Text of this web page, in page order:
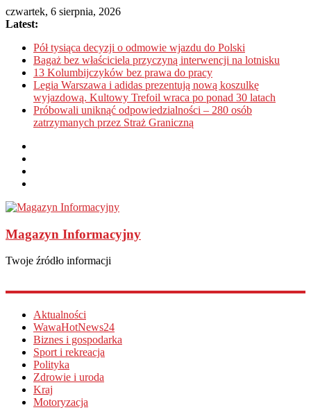
czwartek, 6 sierpnia, 2026
Latest:
Pół tysiąca decyzji o odmowie wjazdu do Polski
Bagaż bez właściciela przyczyną interwencji na lotnisku
13 Kolumbijczyków bez prawa do pracy
Legia Warszawa i adidas prezentują nową koszulkę
wyjazdową. Kultowy Trefoil wraca po ponad 30 latach
Próbowali uniknąć odpowiedzialności – 280 osób
zatrzymanych przez Straż Graniczną
Magazyn Informacyjny
Twoje źródło informacji
Aktualności
WawaHotNews24
Biznes i gospodarka
Sport i rekreacja
Polityka
Zdrowie i uroda
Kraj
Motoryzacja